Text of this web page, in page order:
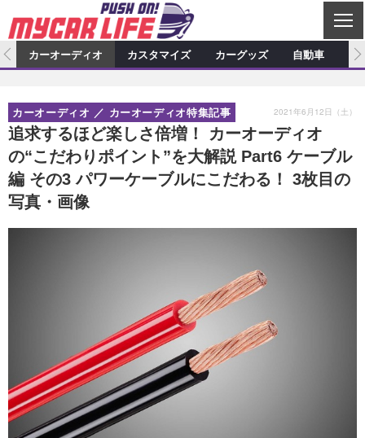
C
L
S
E
カーオーディオ
プロショップ検索 ショップ訪問記
カーオーディオニュース デモカー製作記
その他
カスタマイズ特集記事 カスタマイズ新製品情報
カスタマイズニュース
カーグッズ
カーグッズ特集記事 カーグッズ新製品情報
カーグッズニュース
自動車
ニュース
スクープ
アクセスランキング
カーオーディオ カスタマイズ カーグッズ 自動車
追求するほど楽しさ倍増！ カーオーディオ
の“こだわりポイント”を大解説 Part6 ケーブル
編 その3 パワーケーブルにこだわる！ 3枚目の
写真・画像
カーオーディオ カーオーディオ特集記事 2021年6月12日（土）